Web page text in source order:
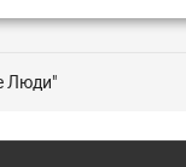
Люди"